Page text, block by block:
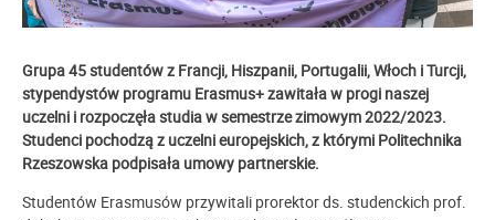
Grupa 45 studentów z Francji, Hiszpanii, Portugalii, Włoch i Turcji,
stypendystów programu Erasmus+ zawitała w progi naszej
uczelni i rozpoczęła studia w semestrze zimowym 2022/2023.
Studenci pochodzą z uczelni europejskich, z którymi Politechnika
Rzeszowska podpisała umowy partnerskie.
Studentów Erasmusów przywitali prorektor ds. studenckich prof.